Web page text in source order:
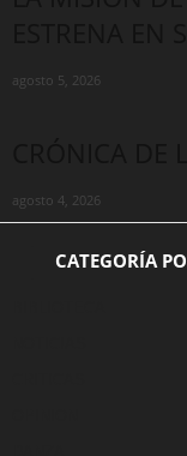
agosto 5, 2026
agosto 4, 2026
CATEGORÍA